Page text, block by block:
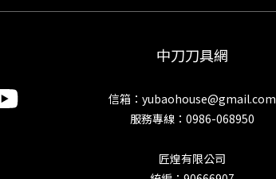
中刀刀具網
信箱：yubaohouse@gmail.com
服務專線：0986-068950
匠煌有限公司